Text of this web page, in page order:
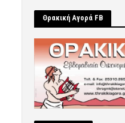
Θρακική Αγορά FB